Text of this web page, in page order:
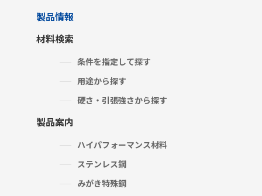
製品情報
材料検索
条件を指定して探す
用途から探す
硬さ・引張強さから探す
製品案内
ハイパフォーマンス材料
ステンレス鋼
みがき特殊鋼